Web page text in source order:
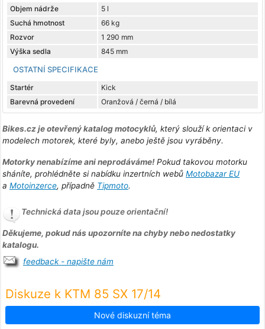
Objem nádrže
5 l
Suchá hmotnost
66 kg
Rozvor
1 290 mm
Výška sedla
845 mm
OSTATNÍ SPECIFIKACE
Startér
Kick
Barevná provedení
Oranžová / černá / bílá
Bikes.cz je otevřený katalog motocyklů, který slouží k orientaci v
modelech motorek, které byly, anebo ještě jsou vyráběny.
Motorky nenabízíme ani neprodáváme!Pokud takovou motorku
sháníte, prohlédněte si nabídku inzertních webů Motobazar EU
a Motoinzerce, případně Tipmoto.
Technická data jsou pouze orientační!
Děkujeme, pokud nás upozorníte na chyby nebo nedostatky
katalogu.
feedback - napište nám
Diskuze k KTM 85 SX 17/14
Nové diskuzní téma